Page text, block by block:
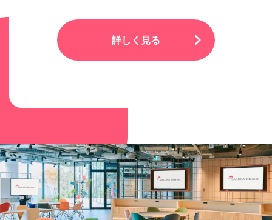
詳しく見る